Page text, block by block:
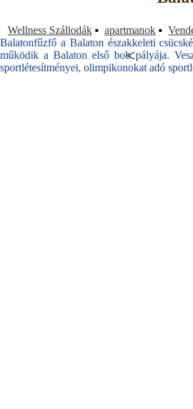
<
Wellness Szállodák ▪ apartmanok ▪
Balatonfűzfő a Balaton északkeleti
működik a Balaton első bob pályája.
sportlétesítményei, olimpikonokat adó